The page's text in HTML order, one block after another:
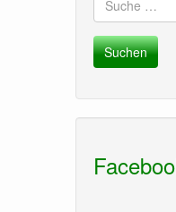
nach: